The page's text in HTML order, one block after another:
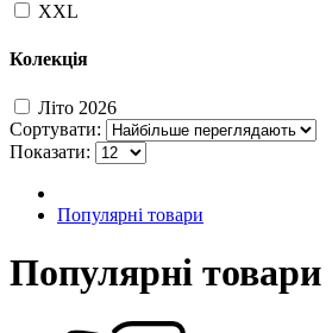
XXL
Колекція
Літо 2026
Сортувати:
Показати:
Популярні товари
Популярні товари